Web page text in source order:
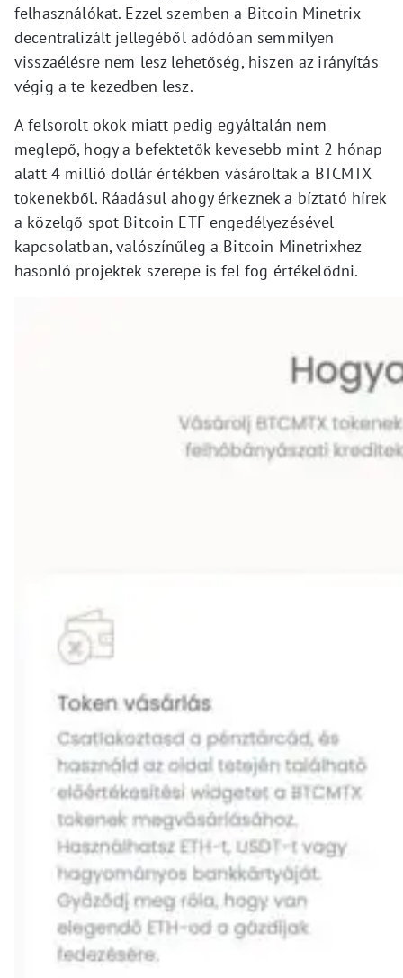
felhasználókat. Ezzel szemben a Bitcoin Minetrix
decentralizált jellegéből adódóan semmilyen
visszaélésre nem lesz lehetőség, hiszen az irányítás
végig a te kezedben lesz.
A felsorolt okok miatt pedig egyáltalán nem
meglepő, hogy a befektetők kevesebb mint 2 hónap
alatt 4 millió dollár értékben vásároltak a BTCMTX
tokenekből. Ráadásul ahogy érkeznek a bíztató hírek
a közelgő spot Bitcoin ETF engedélyezésével
kapcsolatban, valószínűleg a Bitcoin Minetrixhez
hasonló projektek szerepe is fel fog értékelődni.